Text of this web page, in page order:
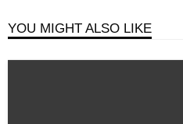
YOU MIGHT ALSO LIKE